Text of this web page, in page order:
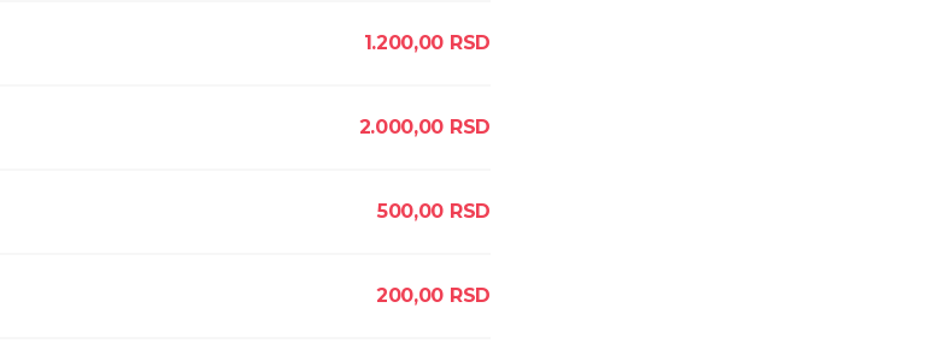
1.200,00 RSD
2.000,00 RSD
500,00 RSD
200,00 RSD